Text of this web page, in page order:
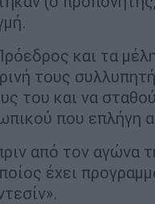
και τα
τους
του και να
που επλήγη
από τον αγώνα
έχει